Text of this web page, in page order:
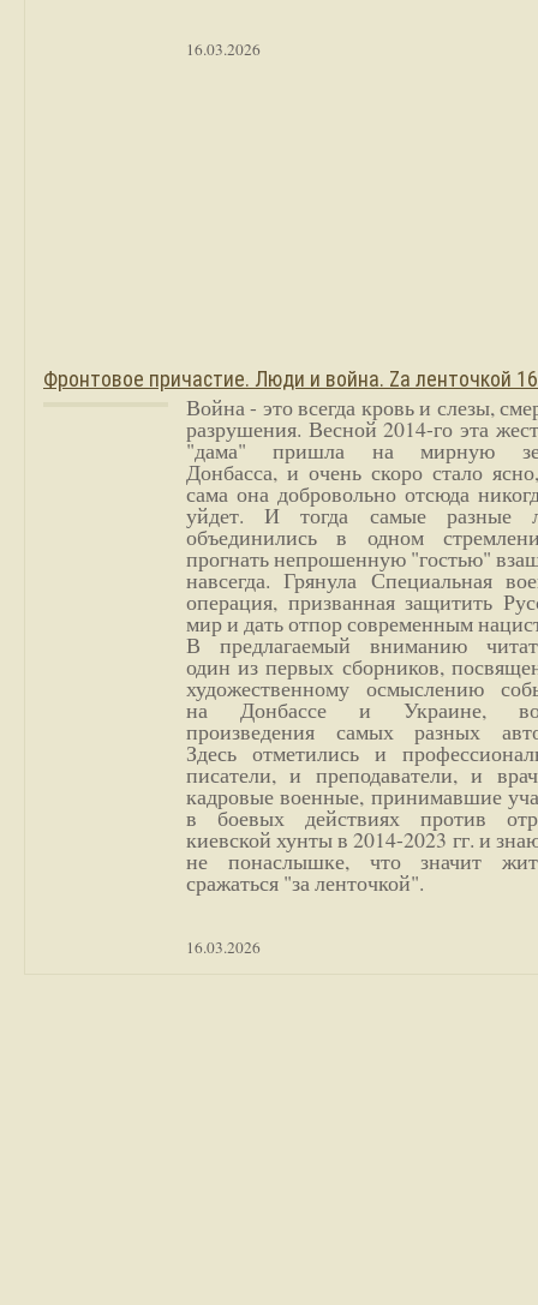
16.03.2026
Фронтовое причастие. Люди и война. Zа ленточкой
Война - это всегда кровь и слезы,
разрушения. Весной 2014-го эта
"дама" пришла на мирную
Донбасса, и очень скоро стало
сама она добровольно отсюда
уйдет. И тогда самые разные
объединились в одном
прогнать непрошенную "гостью"
навсегда. Грянула Специальная
операция, призванная защитить
мир и дать отпор современным
В предлагаемый вниманию
один из первых сборников,
художественному осмыслению
на Донбассе и Украине,
произведения самых разных
Здесь отметились и
писатели, и преподаватели, и
кадровые военные, принимавшие
в боевых действиях против
киевской хунты в 2014-2023 гг. и
не понаслышке, что значит
сражаться "за ленточкой".
16.03.2026